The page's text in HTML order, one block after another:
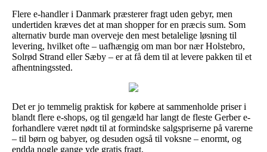
Flere e-handler i Danmark præsterer fragt uden gebyr, men
undertiden kræves det at man shopper for en præcis sum. Som
alternativ burde man overveje den mest betalelige løsning til
levering, hvilket ofte – uafhængig om man bor nær Holstebro,
Solrød Strand eller Sæby – er at få dem til at levere pakken til et
afhentningssted.
Det er jo temmelig praktisk for købere at sammenholde priser i
blandt flere e-shops, og til gengæld har langt de fleste Gerber e-
forhandlere været nødt til at formindske salgspriserne på varerne
– til børn og babyer, og desuden også til voksne – enormt, og
endda nogle gange yde gratis fragt.